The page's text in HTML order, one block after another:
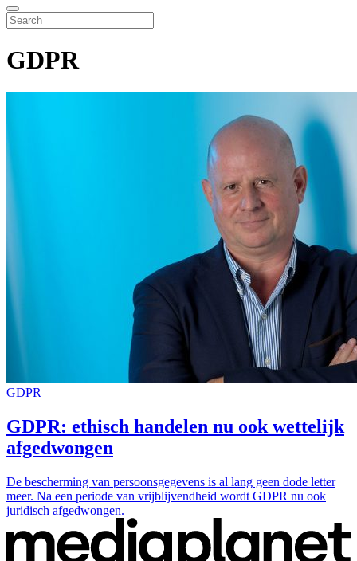
GDPR
GDPR
GDPR: ethisch handelen nu ook wettelijk
afgedwongen
De bescherming van persoonsgegevens is al lang geen dode letter
meer. Na een periode van vrijblijvendheid wordt GDPR nu ook
juridisch afgedwongen.